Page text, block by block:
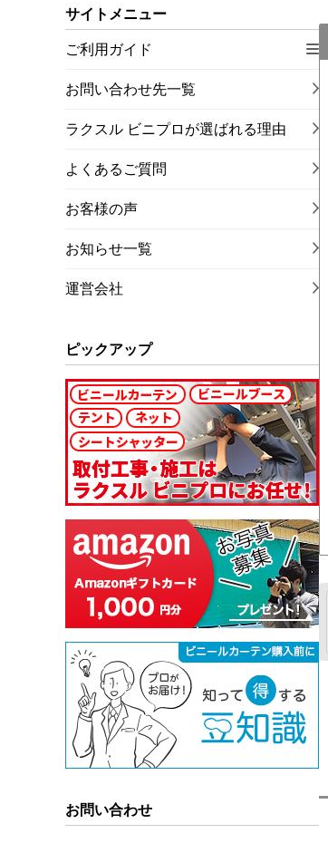
サイトメニュー
ご利用ガイド
お問い合わせ先一覧
ラクスル ビニプロが選ばれる理由
よくあるご質問
お客様の声
お知らせ一覧
運営会社
ピックアップ
お問い合わせ